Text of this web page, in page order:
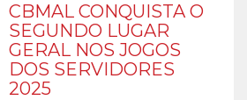
CBMAL CONQUISTA O
SEGUNDO LUGAR
GERAL NOS JOGOS
DOS SERVIDORES
2025